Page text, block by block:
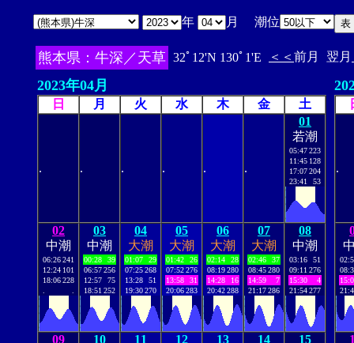
年 月 潮位
熊本県：牛深／天草 32ﾟ12'N 130ﾟ1'E ＜＜ 前月 翌月
2023年04月
日 月 火 水 木 金 土
. . . . . .
01
若潮
05:47223
11:45 128
17:07204
23:41
53
02
中潮
06:26241
12:24 101
18:06228
03
中潮
00:28
39
06:57256
12:57
75
18:51 252
04
大潮
01:07
29
07:25268
13:28
51
19:30270
05
大潮
01:42
26
07:52276
13:58
31
20:06283
06
大潮
02:14
28
08:19280
14:28
16
20:42288
07
大潮
02:46
37
08:45280
14:59
7
21:17286
08
中潮
03:16
51
09:11 276
15:30
4
21:54277
09
10
11
12
13
14
15
.